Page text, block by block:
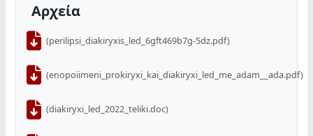
Αρχεία
(perilipsi_diakiryxis_led_6gft469b7g-5dz.pdf)
(enopoiimeni_prokiryxi_kai_diakiryxi_led_me_adam__ada.pdf)
(diakiryxi_led_2022_teliki.doc)